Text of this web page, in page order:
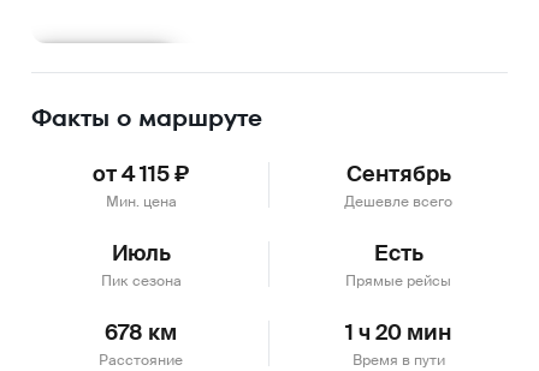
Факты о маршруте
от 4 115 ₽
Мин. цена
Сентябрь
Дешевле всего
Июль
Пик сезона
Есть
Прямые рейсы
678 км
Расстояние
1 ч 20 мин
Время в пути